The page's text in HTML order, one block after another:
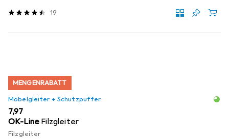
19
MENGENRABATT
Möbelgleiter + Schutzpuffer
EUR
7,97
OK-Line Filzgleiter
Filzgleiter